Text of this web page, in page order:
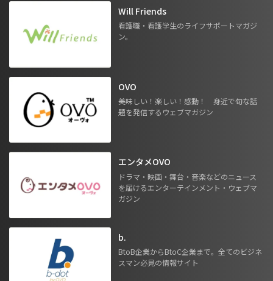
Will Friends
看護職・看護学生のライフサポートマガジ
ン。
OVO
美味しい！楽しい！感動！ 身近で旬な話
題を発信するウェブマガジン
エンタメOVO
ドラマ・映画・舞台・音楽などのニュース
を届けるエンターテインメント・ウェブマ
ガジン
b.
BtoB企業からBtoC企業まで。全てのビジネ
スマン必見の情報サイト